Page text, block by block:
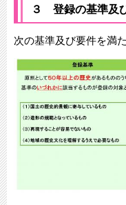
３ 登録の基準及
次の基準及び要件を満